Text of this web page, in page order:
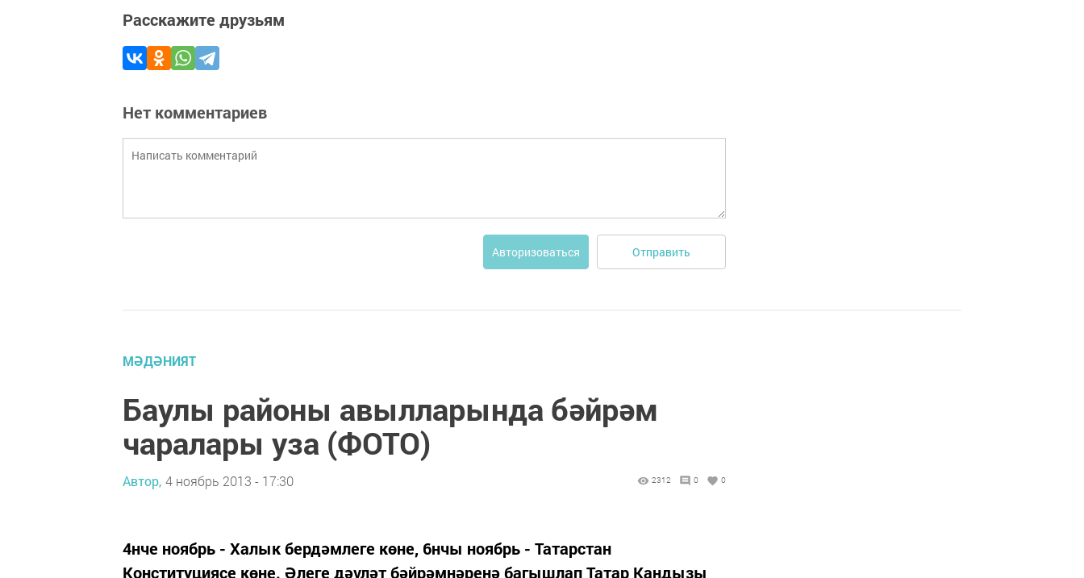
Расскажите друзьям
Нет комментариев
Авторизоваться Отправить
МӘДӘНИЯТ
Баулы районы авылларында бәйрәм
чаралары уза (ФОТО)
Автор, 4 ноябрь 2013 - 17:30 2312 0 0
4нче ноябрь - Халык бердәмлеге көне, 6нчы ноябрь - Татарстан
Конституциясе көне. Әлеге дәүләт бәйрәмнәренә багышлап Татар Кандызы